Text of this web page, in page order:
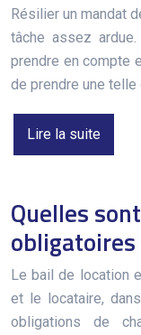
Résilier un mandat
tâche assez
prendre en compte
de prendre une telle
Lire la suite
Quelles
Le bail de location
et le locataire,
obligations de